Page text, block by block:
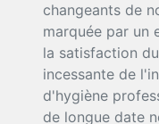
changeants de
marquée par un
la satisfaction
incessante de
d'hygiène
de longue date